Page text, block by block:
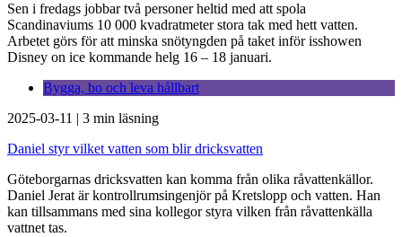
Sen i fredags jobbar två personer heltid med att spola
Scandinaviums 10 000 kvadratmeter stora tak med hett vatten.
Arbetet görs för att minska snötyngden på taket inför isshowen
Disney on ice kommande helg 16 – 18 januari.
Bygga, bo och leva hållbart
2025-03-11 | 3 min läsning
Daniel styr vilket vatten som blir dricksvatten
Göteborgarnas dricksvatten kan komma från olika råvattenkällor.
Daniel Jerat är kontrollrumsingenjör på Kretslopp och vatten. Han
kan tillsammans med sina kollegor styra vilken från råvattenkälla
vattnet tas.